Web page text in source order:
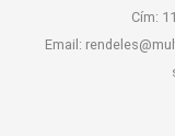
Cím:
Email: